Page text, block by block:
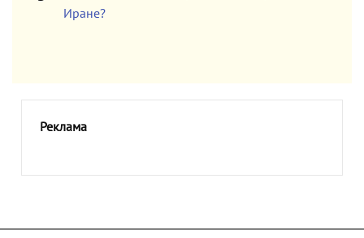
Иране?
Реклама